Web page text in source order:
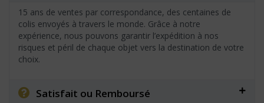
15 ans de ventes par correspondance, des centaines de
colis envoyés à travers le monde. Grâce à notre
expérience, nous pouvons garantir l’expédition à nos
risques et péril de chaque objet vers la destination de votre
choix.
Satisfait ou Remboursé